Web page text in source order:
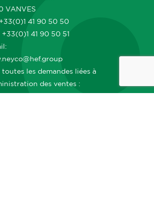
VANVES
41 90 50 50
+33(0)1 41 90 50 51
les demandes liées à
des ventes :
suivi, livraisons, délais,